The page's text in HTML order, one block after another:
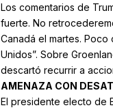
Los comentarios de
fuerte. No
Canadá el martes. Poco
Unidos”. Sobre
descartó recurrir a
AMENAZA CON
El presidente electo de